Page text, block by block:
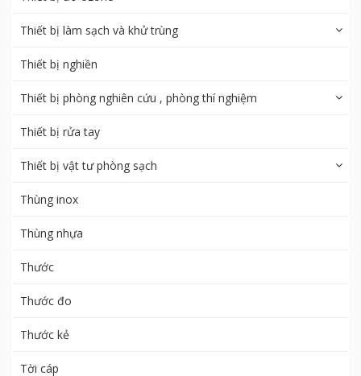
Thiết bị làm sạch và khử trùng
Thiết bị nghiền
Thiết bị phòng nghiên cứu , phòng thí nghiệm
Thiết bị rửa tay
Thiết bị vật tư phòng sạch
Thùng inox
Thùng nhựa
Thước
Thước đo
Thước kẻ
Tời cáp